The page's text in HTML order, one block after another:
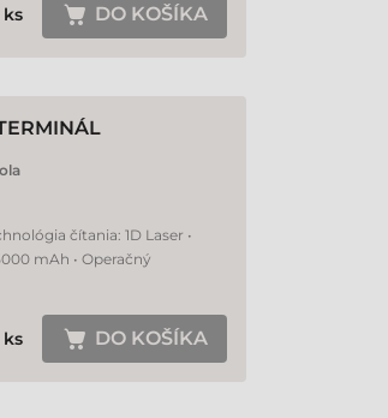
ks DO KOŠÍKA
čítania: 1D Laser •
mAh • Operačný
ks DO KOŠÍKA